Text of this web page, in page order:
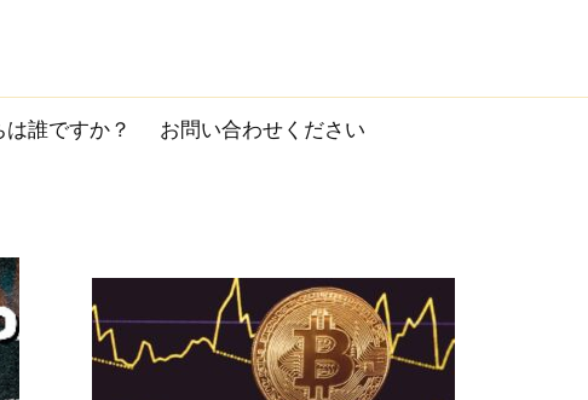
は誰ですか？ お問い合わせください